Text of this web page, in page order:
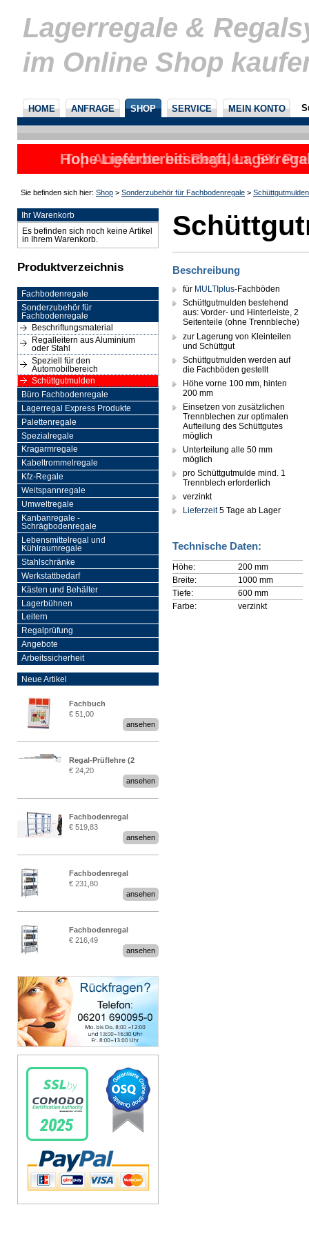
Lagerregale &
im Online Shop
HOME ANFRAGE SHOP SERVICE MEIN KONTO
Top Angebote bei Regalen, 5%
Hohe Lieferbereitschaft,
nicht
Sie befinden sich hier: Shop > Sonderzubehör für Fachbodenregale > Schüttgutmulden
Ihr Warenkorb
Es befinden sich noch keine Artikel
in Ihrem Warenkorb.
Produktverzeichnis
Fachbodenregale
Sonderzubehör für
Fachbodenregale
Beschriftungsmaterial
Regalleitern aus Aluminium
oder Stahl
Speziell für den
Automobilbereich
Schüttgutmulden
Büro Fachbodenregale
Lagerregal Express Produkte
Palettenregale
Spezialregale
Kragarmregale
Kabeltrommelregale
Kfz-Regale
Weitspannregale
Umweltregale
Kanbanregale -
Schrägbodenregale
Lebensmittelregal und
Kühlraumregale
Stahlschränke
Werkstattbedarf
Kästen und Behälter
Lagerbühnen
Leitern
Regalprüfung
Angebote
Arbeitssicherheit
Neue Artikel
Fachbuch
„Regalprüfung nach DIN
€ 51,00
ansehen
Regal-Prüflehre (2
Stück)
€ 24,20
ansehen
Fachbodenregal
Stecksystem MultiPlus
2,25 Meter breit
€ 519,83
ansehen
Fachbodenregal
Stecksystem MultiPlus
€ 231,80
ansehen
Fachbodenregal
Stecksystem MultiPlus
€ 216,49
ansehen
Beschreibung
für MULTIplus-Fachböden
Schüttgutmulden bestehend
aus: Vorder- und Hinterleiste, 2
Seitenteile (ohne Trennbleche)
zur Lagerung von Kleinteilen
und Schüttgut
Schüttgutmulden werden auf
die Fachböden gestellt
Höhe vorne 100 mm, hinten
200 mm
Einsetzen von zusätzlichen
Trennblechen zur optimalen
Aufteilung des Schüttgutes
möglich
Unterteilung alle 50 mm
möglich
pro Schüttgutmulde mind. 1
Trennblech erforderlich
verzinkt
Lieferzeit5 Tage ab Lager
Technische Daten:
Höhe:
200 mm
Breite:
1000 mm
Tiefe:
600 mm
Farbe:
verzinkt